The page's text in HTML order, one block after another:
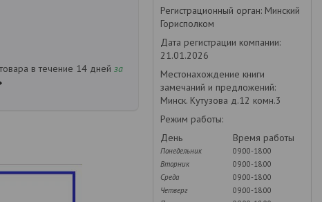
в течение 14 дней за
Регистрационный орган: Минский
Горисполком
Дата регистрации компании:
21.01.2026
Местонахождение книги
замечаний и предложений:
Минск. Кутузова д.12 комн.3
Режим работы:
День
Время работы
Понедельник
09:00-18:00
Вторник
09:00-18:00
Среда
09:00-18:00
Четверг
09:00-18:00